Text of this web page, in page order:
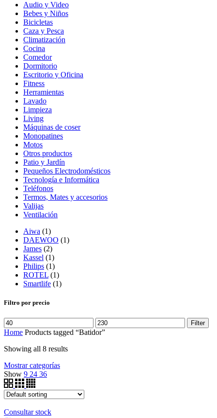
Audio y Video
Bebes y Niños
Bicicletas
Caza y Pesca
Climatización
Cocina
Comedor
Dormitorio
Escritorio y Oficina
Fitness
Herramientas
Lavado
Limpieza
Living
Máquinas de coser
Monopatines
Motos
Otros productos
Patio y Jardín
Pequeños Electrodomésticos
Tecnología e Informática
Teléfonos
Termos, Mates y accesorios
Valijas
Ventilación
Aiwa (1)
DAEWOO (1)
James (2)
Kassel (1)
Philips (1)
ROTEL (1)
Smartlife (1)
Filtro por precio
Filter
Home Products tagged “Batidor”
Showing all 8 results
Mostrar categorías
Show 9 24 36
Consultar stock